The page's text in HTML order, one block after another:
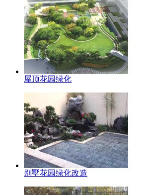
屋顶花园绿化
别墅花园绿化改造